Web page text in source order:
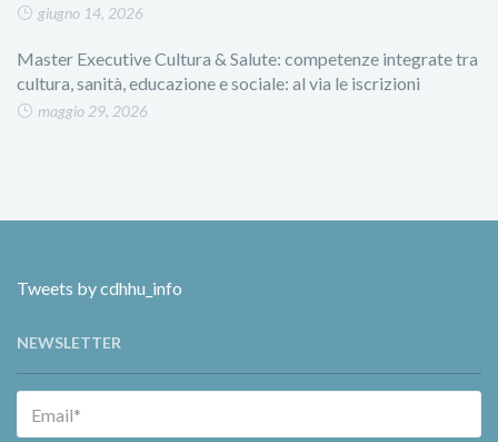
giugno 14, 2026
Master Executive Cultura & Salute: competenze integrate tra
cultura, sanità, educazione e sociale: al via le iscrizioni
maggio 29, 2026
Tweets by cdhhu_info
NEWSLETTER